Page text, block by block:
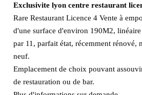
Exclusivite lyon centre restaurant
Rare Restaurant Licence 4 Vente à
d'une surface d'environ 190M2,
par 11, parfait état, récemment rénové,
neuf.
Emplacement de choix pouvant
de restauration ou de bar.